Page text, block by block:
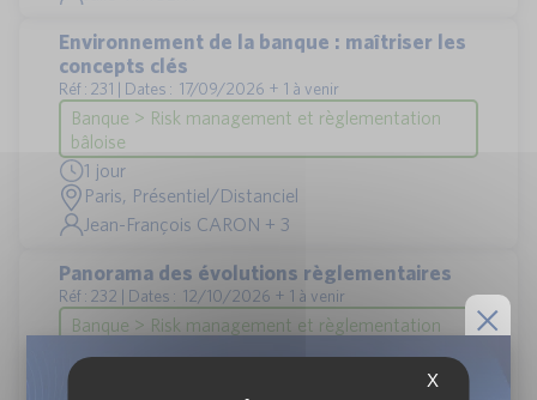
Environnement de la banque : maîtriser les
concepts clés
Réf : 231 | Dates : 17/09/2026 + 1 à venir
Banque > Risk management et règlementation
bâloise
1 jour
Paris, Présentiel/Distanciel
Jean-François CARON + 3
Panorama des évolutions règlementaires
Réf : 232 | Dates : 12/10/2026 + 1 à venir
Banque > Risk management et règlementation
X